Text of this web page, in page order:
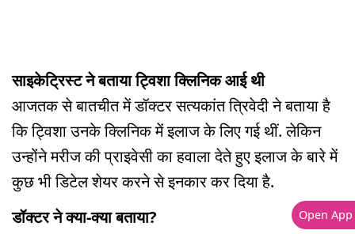
साइकेट्रिस्ट ने बताया ट्विशा क्लिनिक आई थी
आजतक से बातचीत में डॉक्टर सत्यकांत त्रिवेदी ने बताया है
कि ट्विशा उनके क्लिनिक में इलाज के लिए गई थीं. लेकिन
उन्होंने मरीज की प्राइवेसी का हवाला देते हुए इलाज के बारे में
कुछ भी डिटेल शेयर करने से इनकार कर दिया है.
डॉक्टर ने क्या-क्या बताया?
Open App